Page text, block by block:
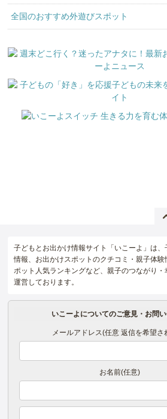
全国のおすすめ外遊びスポット
子どもとお出かけ情報サイト「いこーよ」は、
情報、お出かけスポットのクチコミ・親子体験
ポット人気ランキングなど、親子のつながり・
運営しております。
いこーよについてのご意見・お問
メールアドレス(任意 返信を希望さ
お名前(任意)